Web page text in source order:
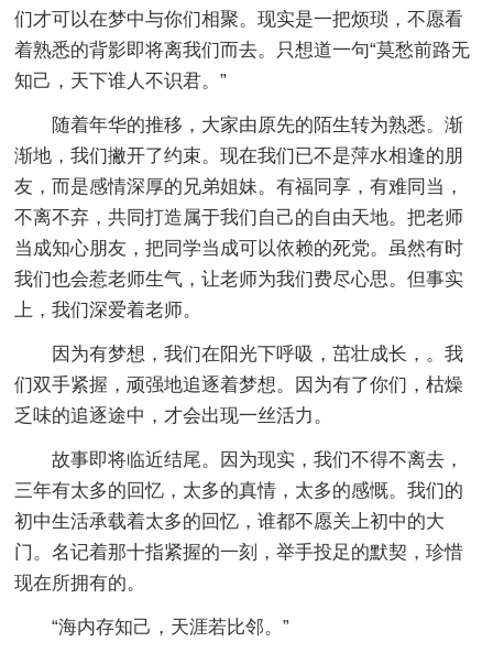
们才可以在梦中与你们相聚。现实是一把烦琐，不愿看
着熟悉的背影即将离我们而去。只想道一句“莫愁前路无
知己，天下谁人不识君。”
随着年华的推移，大家由原先的陌生转为熟悉。渐
渐地，我们撇开了约束。现在我们已不是萍水相逢的朋
友，而是感情深厚的兄弟姐妹。有福同享，有难同当，
不离不弃，共同打造属于我们自己的自由天地。把老师
当成知心朋友，把同学当成可以依赖的死党。虽然有时
我们也会惹老师生气，让老师为我们费尽心思。但事实
上，我们深爱着老师。
因为有梦想，我们在阳光下呼吸，茁壮成长，。我
们双手紧握，顽强地追逐着梦想。因为有了你们，枯燥
乏味的追逐途中，才会出现一丝活力。
故事即将临近结尾。因为现实，我们不得不离去，
三年有太多的回忆，太多的真情，太多的感慨。我们的
初中生活承载着太多的回忆，谁都不愿关上初中的大
门。名记着那十指紧握的一刻，举手投足的默契，珍惜
现在所拥有的。
“海内存知己，天涯若比邻。”